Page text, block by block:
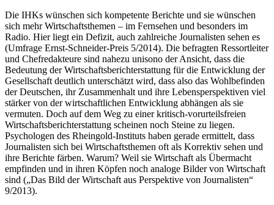
Die IHKs wünschen sich kompetente Berichte und sie wünschen
sich mehr Wirtschaftsthemen – im Fernsehen und besonders im
Radio. Hier liegt ein Defizit, auch zahlreiche Journalisten sehen es
(Umfrage Ernst-Schneider-Preis 5/2014). Die befragten Ressortleiter
und Chefredakteure sind nahezu unisono der Ansicht, dass die
Bedeutung der Wirtschaftsberichterstattung für die Entwicklung der
Gesellschaft deutlich unterschätzt wird, dass also das Wohlbefinden
der Deutschen, ihr Zusammenhalt und ihre Lebensperspektiven viel
stärker von der wirtschaftlichen Entwicklung abhängen als sie
vermuten. Doch auf dem Weg zu einer kritisch-vorurteilsfreien
Wirtschaftsberichterstattung scheinen noch Steine zu liegen.
Psychologen des Rheingold-Instituts haben gerade ermittelt, dass
Journalisten sich bei Wirtschaftsthemen oft als Korrektiv sehen und
ihre Berichte färben. Warum? Weil sie Wirtschaft als Übermacht
empfinden und in ihren Köpfen noch analoge Bilder von Wirtschaft
sind („Das Bild der Wirtschaft aus Perspektive von Journalisten“
9/2013).